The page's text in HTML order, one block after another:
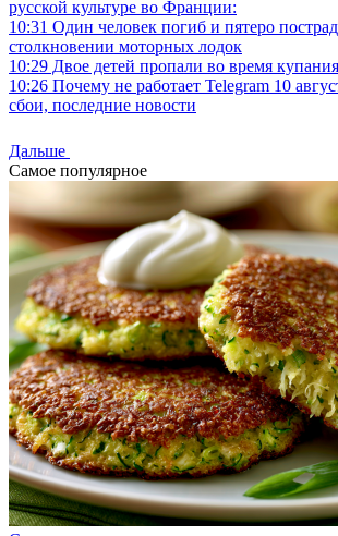
русской культуре во Франции:
10:31 Один человек погиб и пятеро
столкновении моторных лодок
10:29 Двое детей пропали во время купания
10:26 Почему не работает Telegram 10
сбои, последние новости
Дальше
Самое популярное